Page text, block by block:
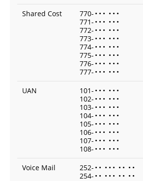
Shared Cost
770- • • • • • •
771- • • • • • •
772- • • • • • •
773- • • • • • •
774- • • • • • •
775- • • • • • •
776- • • • • • •
777- • • • • • •
UAN
101- • • • • • •
102- • • • • • •
103- • • • • • •
104- • • • • • •
105- • • • • • •
106- • • • • • •
107- • • • • • •
108- • • • • • •
Voice Mail
252- • • • • • • • • •
254- • • • • • • • • •